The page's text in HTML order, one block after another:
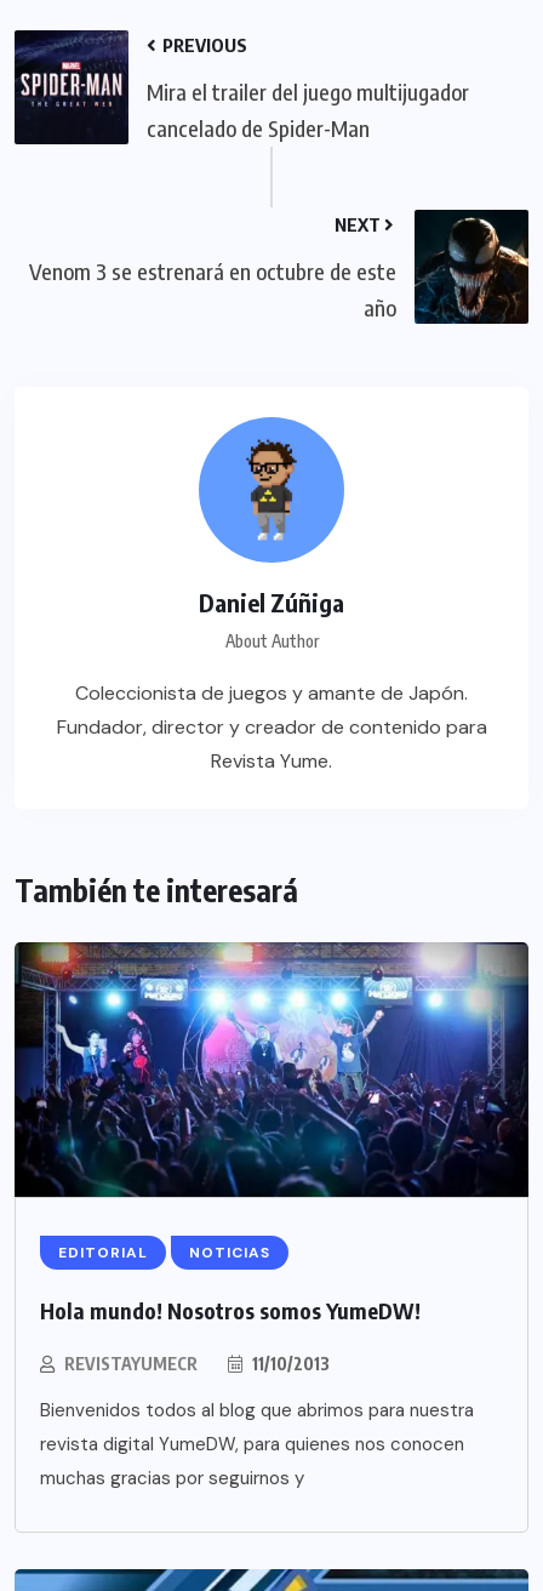
PREVIOUS
Mira el trailer del juego multijugador
cancelado de Spider-Man
NEXT
Venom 3 se estrenará en octubre de este
año
Daniel Zúñiga
About Author
Coleccionista de juegos y amante de Japón.
Fundador, director y creador de contenido para
Revista Yume.
También te interesará
EDITORIAL NOTICIAS
Hola mundo! Nosotros somos YumeDW!
REVISTAYUMECR 11/10/2013
Bienvenidos todos al blog que abrimos para nuestra
revista digital YumeDW, para quienes nos conocen
muchas gracias por seguirnos y